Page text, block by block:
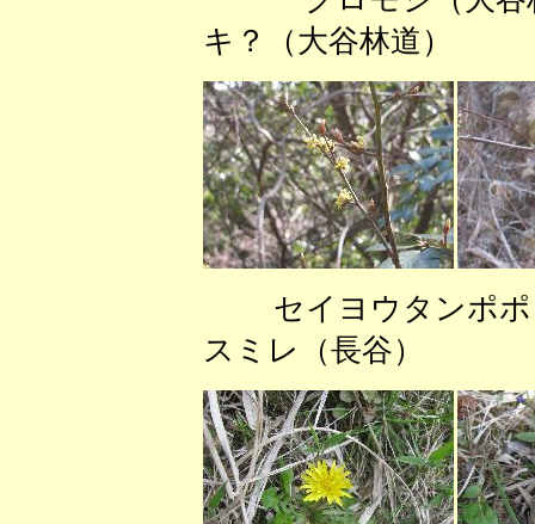
キ？（大谷林道）
セイヨウタンポ
スミレ（長谷）